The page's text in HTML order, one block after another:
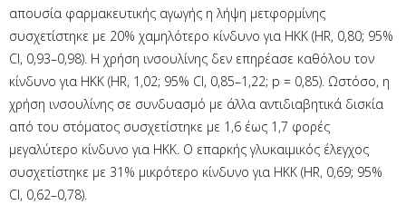
απουσία φαρμακευτικής αγωγής η λήψη μετφορμίνης
συσχετίστηκε με 20% χαμηλότερο κίνδυνο για ΗΚΚ (HR, 0,80; 95%
CI, 0,93–0,98). Η χρήση ινσουλίνης δεν επηρέασε καθόλου τον
κίνδυνο για ΗΚΚ (HR, 1,02; 95% CI, 0,85–1,22; p = 0,85). Ωστόσο, η
χρήση ινσουλίνης σε συνδυασμό με άλλα αντιδιαβητικά δισκία
από του στόματος συσχετίστηκε με 1,6 έως 1,7 φορές
μεγαλύτερο κίνδυνο για ΗΚΚ. Ο επαρκής γλυκαιμικός έλεγχος
συσχετίστηκε με 31% μικρότερο κίνδυνο για ΗΚΚ (HR, 0,69; 95%
CI, 0,62–0,78).